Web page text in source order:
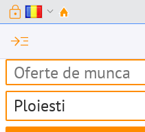
lock expand_more
read_more
Ploiesti